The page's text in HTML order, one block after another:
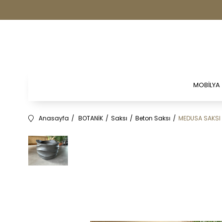
MOBİLYA
Anasayfa BOTANİK Saksı Beton Saksı MEDUSA SAKSI